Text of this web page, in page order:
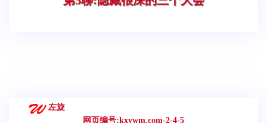
左旋
网页编号:kxywm.com-2-4-5